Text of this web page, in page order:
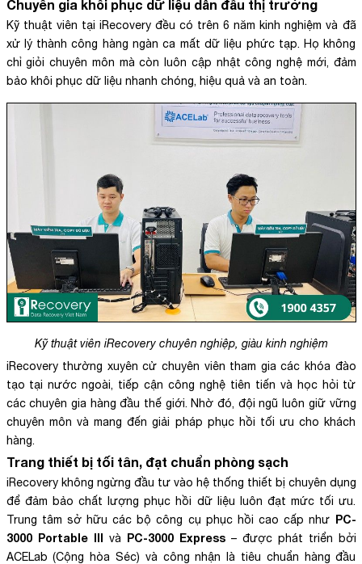
Chuyên gia khôi phục dữ liệu dẫn đầu thị trường
Kỹ thuật viên tại iRecovery đều có trên 6 năm kinh nghiệm và đã
xử lý thành công hàng ngàn ca mất dữ liệu phức tạp. Họ không
chỉ giỏi chuyên môn mà còn luôn cập nhật công nghệ mới, đảm
bảo khôi phục dữ liệu nhanh chóng, hiệu quả và an toàn.
Kỹ thuật viên iRecovery chuyên nghiệp, giàu kinh nghiệm
iRecovery thường xuyên cử chuyên viên tham gia các khóa đào
tạo tại nước ngoài, tiếp cận công nghệ tiên tiến và học hỏi từ
các chuyên gia hàng đầu thế giới. Nhờ đó, đội ngũ luôn giữ vững
chuyên môn và mang đến giải pháp phục hồi tối ưu cho khách
hàng.
Trang thiết bị tối tân, đạt chuẩn phòng sạch
iRecovery không ngừng đầu tư vào hệ thống thiết bị chuyên dụng
để đảm bảo chất lượng phục hồi dữ liệu luôn đạt mức tối ưu.
Trung tâm sở hữu các bộ công cụ phục hồi cao cấp như PC-
3000 Portable III và PC-3000 Express– được phát triển bởi
ACELab (Cộng hòa Séc) và công nhận là tiêu chuẩn hàng đầu